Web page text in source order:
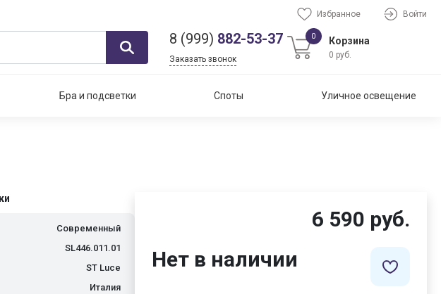
Избранное Войти
8 (999) 882-53-37
Заказать звонок
0 Корзина
0 руб.
Бра и подсветки Споты Уличное освещение
Современный
SL446.011.01
ST Luce
Италия
6 590 руб.
Нет в наличии